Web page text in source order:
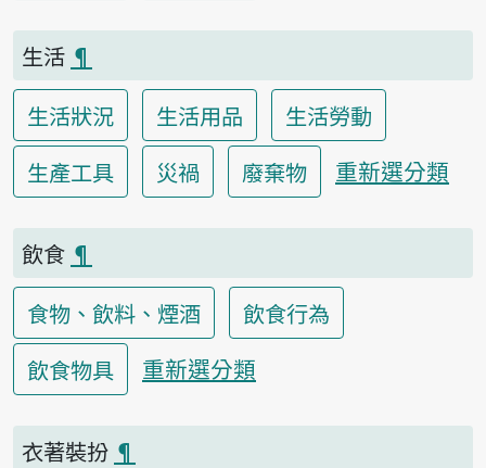
生活 ¶
生活狀況
生活用品
生活勞動
生產工具
災禍 廢棄物 重新選分類
飲食 ¶
食物、飲料、煙酒
飲食行為
飲食物具
重新選分類
衣著裝扮 ¶